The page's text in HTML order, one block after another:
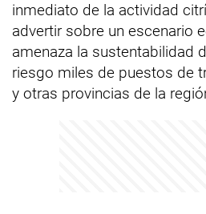
inmediato de la actividad
advertir sobre un escenario
amenaza la sustentabilidad
riesgo miles de puestos de
y otras provincias de la